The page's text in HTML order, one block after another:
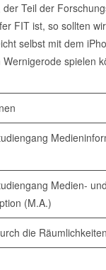
Teil der
FIT ist, so sollten
selbst mit dem
Wernigerode spielen
Medien- und
(M.A.)
die Räumlichkeiten